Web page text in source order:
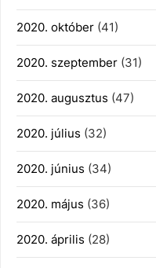
2020. október (41)
2020. szeptember (31)
2020. augusztus (47)
2020. július (32)
2020. június (34)
2020. május (36)
2020. április (28)